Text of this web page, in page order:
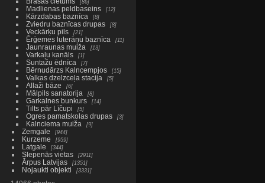
86
Madlienas peldbaseins 12
Kārzdabas baznīca 8
Zviedru baznīcas drupas 8
Veckārķu pils 21
Ērģemes luterāņu baznīca 11
Jaunraunas muiža 13
Varkaļu kanāls 1
Suntažu ēdnīca 7
Bērnudārzs Kalncempjos 15
Valkas dzelzceļa stacija 5
Allaži bāze 6
Mālpils sanatorija 8
Garkalnes bunkurs 14
Tilts pār Līčupi 5
Ogres pamatskolas drupas 3
Kalnciema muiža 9
Zemgale 944
Kurzeme 959
Latgale 344
Slepenās vietas 2911
Ārpus Latvijas 1351
Nojaukti objekti 3331